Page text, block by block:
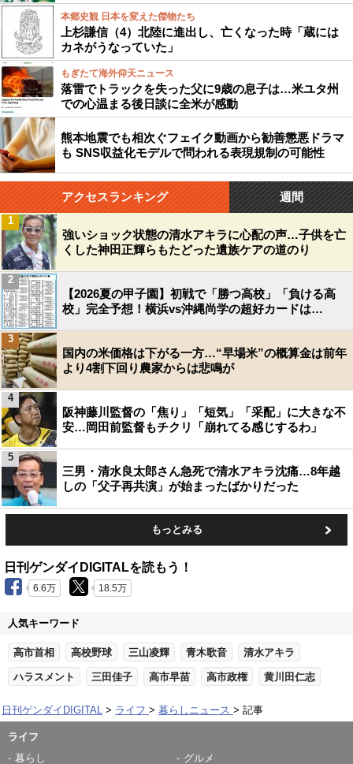
本郷史観 日本を変えた傑物たち
上杉謙信（4）北陸に進出し、亡くなった時「蔵には
カネがうなっていた」
もぎたて海外仰天ニュース
落雷でトラックを失った父に9歳の息子は…米ユタ州
での心温まる後日談に全米が感動
熊本地震でも相次ぐフェイク動画から勧善懲悪ドラマ
も SNS収益化モデルで問われる表現規制の可能性
アクセスランキング 週間
強いショック状態の清水アキラに心配の声…子供を亡
くした神田正輝らもたどった遺族ケアの道のり
1
【2026夏の甲子園】初戦で「勝つ高校」「負ける高
校」完全予想！横浜vs沖縄尚学の超好カードは…
2
国内の米価格は下がる一方…“早場米”の概算金は前年
より4割下回り農家からは悲鳴が
3
阪神藤川監督の「焦り」「短気」「采配」に大きな不
安…岡田前監督もチクリ「崩れてる感じするわ」
4
三男・清水良太郎さん急死で清水アキラ沈痛…8年越
しの「父子再共演」が始まったばかりだった
5
もっとみる
日刊ゲンダイDIGITALを読もう！
6.6万 18.5万
人気キーワード
高市首相 高校野球 三山凌輝 青木歌音 清水アキラ
ハラスメント 三田佳子 高市早苗 高市政権 黄川田仁志
日刊ゲンダイDIGITAL ライフ 暮らしニュース 記事
ライフ
暮らし
グルメ